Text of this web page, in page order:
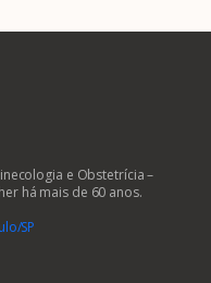
e Obstetrícia –
há mais de 60 anos.
SP